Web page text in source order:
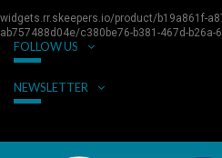
widgets.rr.skeepers.io/product/b19a861f-
ab757488d04e/c380be76-b381-467d-b26a-
FOLLOW US
NEWSLETTER